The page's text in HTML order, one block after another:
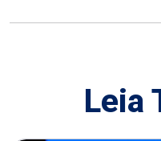
Leia